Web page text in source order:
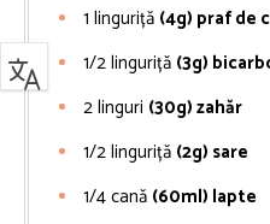
1 linguriță (4g) praf de
1/2linguriță (3g)
2linguri (30g) zahăr
1/2linguriță (2g) sare
1/4cană (60ml) lapte